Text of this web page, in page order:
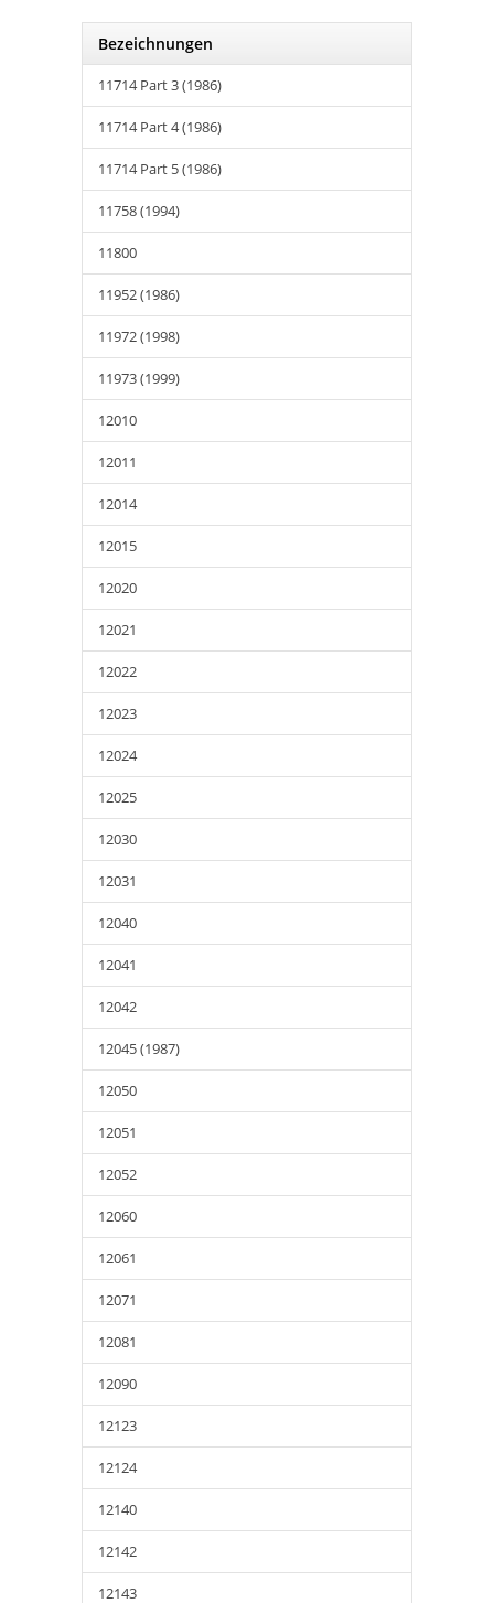
Bezeichnungen
11714 Part 3 (1986)
11714 Part 4 (1986)
11714 Part 5 (1986)
11758 (1994)
11800
11952 (1986)
11972 (1998)
11973 (1999)
12010
12011
12014
12015
12020
12021
12022
12023
12024
12025
12030
12031
12040
12041
12042
12045 (1987)
12050
12051
12052
12060
12061
12071
12081
12090
12123
12124
12140
12142
12143